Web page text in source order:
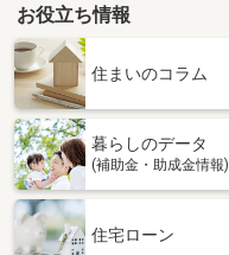
お役立ち情報
住まいのコラム
暮らしのデータ
(補助金・助成金情報)
住宅ローン